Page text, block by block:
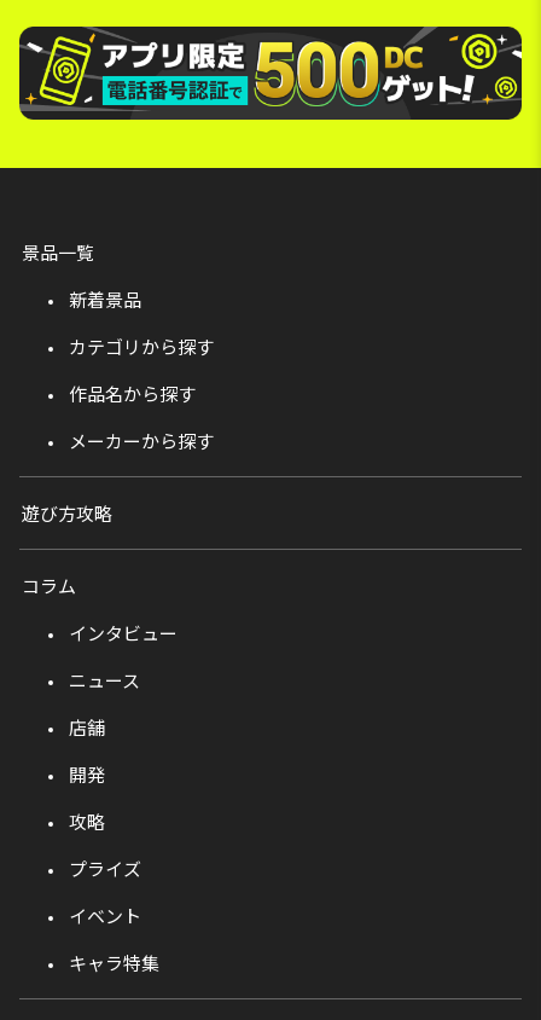
景品一覧
新着景品
カテゴリから探す
作品名から探す
メーカーから探す
遊び方攻略
コラム
インタビュー
ニュース
店舗
開発
攻略
プライズ
イベント
キャラ特集